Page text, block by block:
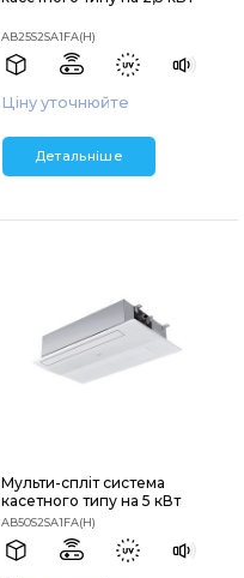
AB25S2SA1FA(H)
Ціну уточнюйте
Детальніше
Мульти-спліт система
касетного типу на 5 кВт
AB50S2SA1FA(H)